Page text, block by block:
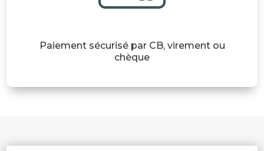
Paiement sécurisé par CB, virement ou
chèque